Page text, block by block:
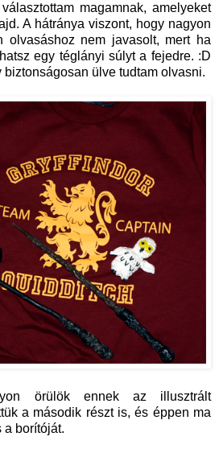
magamnak, amelyeket
A hátránya viszont, hogy nagyon
olvasáshoz nem javasolt, mert ha
egy téglányi súlyt a fejedre. :D
biztonságosan ülve tudtam olvasni.
örülök ennek az illusztrált
a második részt is, és éppen ma
a borítóját.